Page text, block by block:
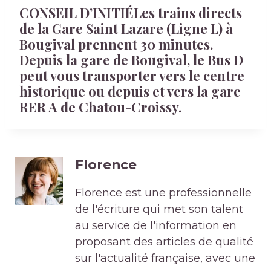
CONSEIL D’INITIÉLes trains directs
de la Gare Saint Lazare (Ligne L) à
Bougival prennent 30 minutes.
Depuis la gare de Bougival, le Bus D
peut vous transporter vers le centre
historique ou depuis et vers la gare
RER A de Chatou-Croissy.
Florence
Florence est une professionnelle
de l'écriture qui met son talent
au service de l'information en
proposant des articles de qualité
sur l'actualité française, avec une